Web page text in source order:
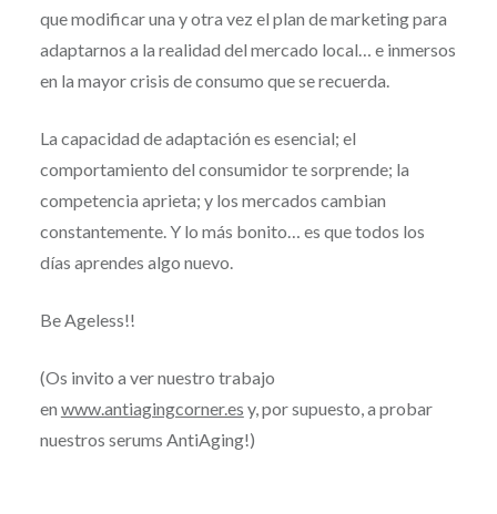
que modificar una y otra vez el plan de marketing para
adaptarnos a la realidad del mercado local… e inmersos
en la mayor crisis de consumo que se recuerda.
La capacidad de adaptación es esencial; el
comportamiento del consumidor te sorprende; la
competencia aprieta; y los mercados cambian
constantemente. Y lo más bonito… es que todos los
días aprendes algo nuevo.
Be Ageless!!
(Os invito a ver nuestro trabajo
en www.antiagingcorner.es y, por supuesto, a probar
nuestros serums AntiAging!)